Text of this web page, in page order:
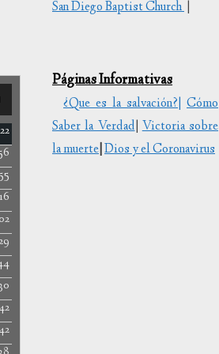
San Diego Baptist Church
Páginas Informativas
¿Que es la salvación?| Cómo
Saber la Verdad|Victoria sobre
la muerte Dios y el Coronavirus